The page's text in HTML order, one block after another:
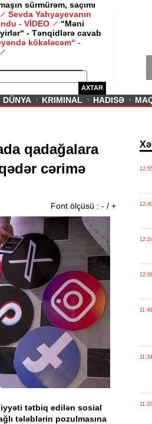
sürmürəm, saçımı
Sevda Yahyayevanın
- VİDEO
“Məni
- Tənqidlərə cavab
kökələcəm“ -
AXTAR
Sevda
DÜNYA KRIMINAL HADISƏ
qadağalara
cərimə
Font ölçüsü : - / +
tətbiq edilən sosial
tələblərin pozulmasına
11:49
11:34
11:20